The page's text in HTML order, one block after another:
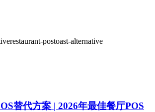
restaurant-postoast-alternative
替代方案 | 2026年最佳餐厅POS